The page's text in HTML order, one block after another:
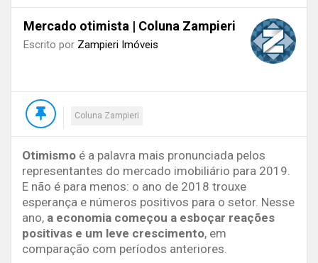
Mercado otimista | Coluna Zampieri
Escrito por Zampieri Imóveis
Coluna Zampieri
Otimismo é a palavra mais pronunciada pelos
representantes do mercado imobiliário para 2019.
E não é para menos: o ano de 2018 trouxe
esperança e números positivos para o setor. Nesse
ano, a economia começou a esboçar reações
positivas e um leve crescimento, em
comparação com períodos anteriores.